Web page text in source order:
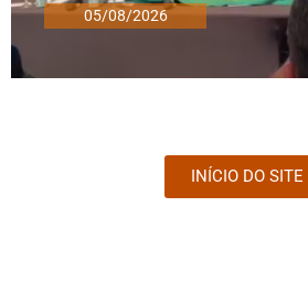
05/08/2026
INÍCIO DO SITE